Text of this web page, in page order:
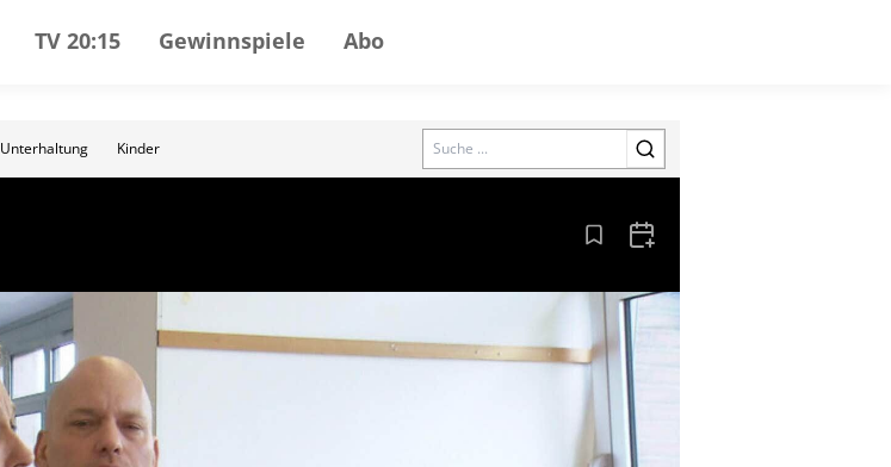
TV 20:15 Gewinnspiele Abo
Unterhaltung Kinder Search
Aus den Lesezeichen entfernen
Zum Kalender hinzufügen